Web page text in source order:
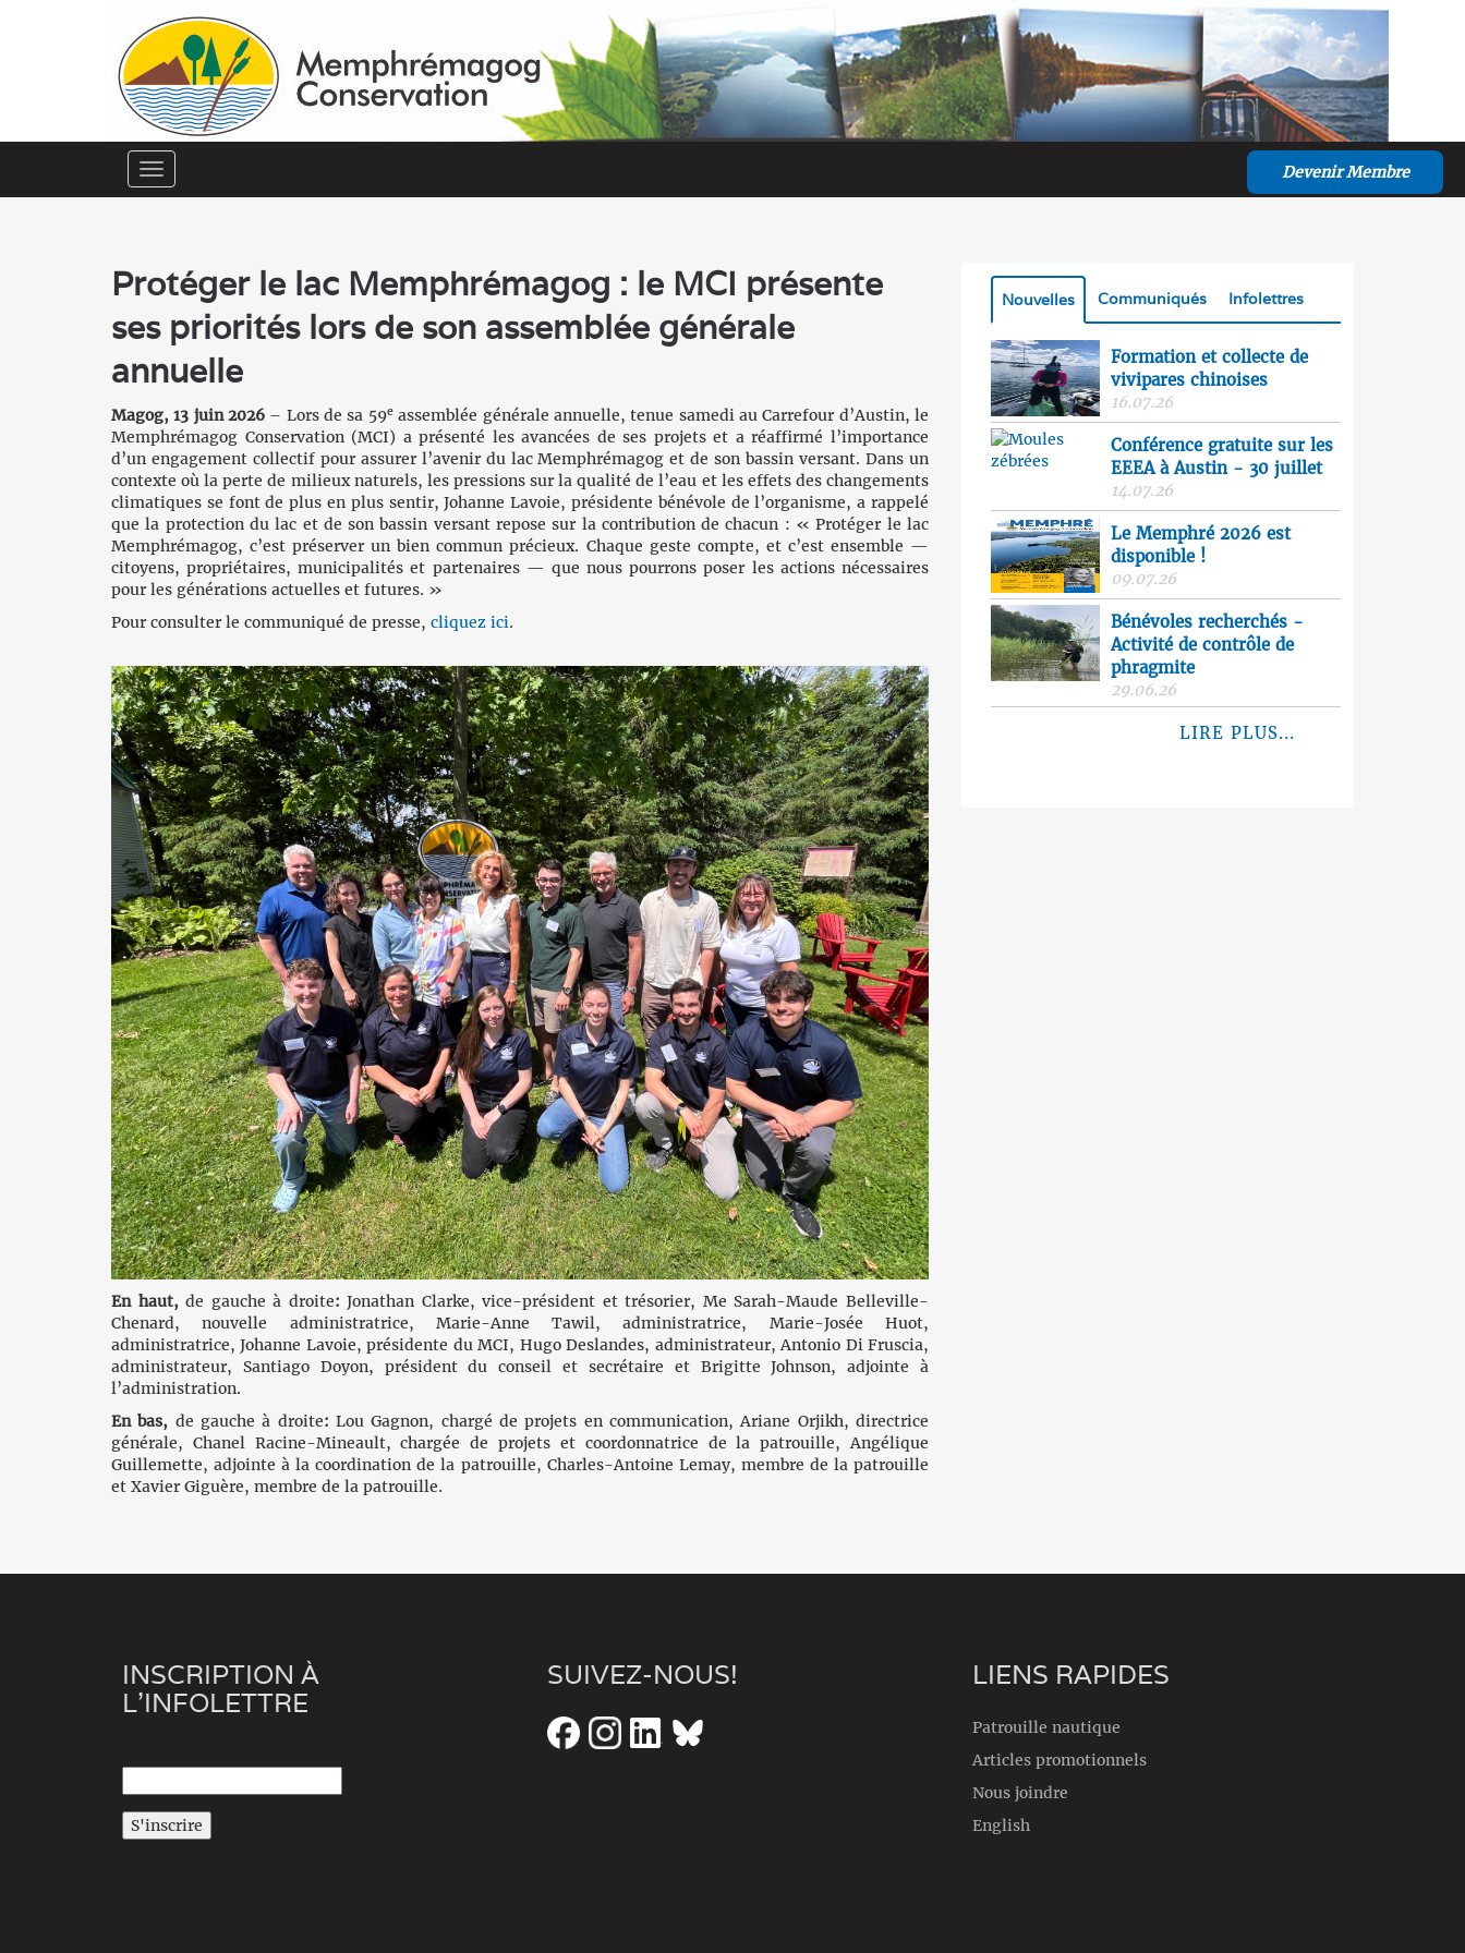
Devenir Membre
Toggle
navigation
Protéger le lac Memphrémagog : le MCI présente
ses priorités lors de son assemblée générale
annuelle
Magog, 13 juin 2026 – Lors de sa 59eassemblée générale annuelle, tenue samedi au Carrefour d’Austin, le
Memphrémagog Conservation (MCI) a présenté les avancées de ses projets et a réaffirmé l’importance
d’un engagement collectif pour assurer l’avenir du lac Memphrémagog et de son bassin versant. Dans un
contexte où la perte de milieux naturels, les pressions sur la qualité de l’eau et les effets des changements
climatiques se font de plus en plus sentir, Johanne Lavoie, présidente bénévole de l’organisme, a rappelé
que la protection du lac et de son bassin versant repose sur la contribution de chacun : « Protéger le lac
Memphrémagog, c’est préserver un bien commun précieux. Chaque geste compte, et c’est ensemble —
citoyens, propriétaires, municipalités et partenaires — que nous pourrons poser les actions nécessaires
pour les générations actuelles et futures. »
Pour consulter le communiqué de presse, cliquez ici.
En haut,de gauche à droite: Jonathan Clarke, vice-président et trésorier, Me Sarah-Maude Belleville-
Chenard, nouvelle administratrice, Marie-Anne Tawil, administratrice, Marie-Josée Huot,
administratrice, Johanne Lavoie, présidente du MCI, Hugo Deslandes, administrateur, Antonio Di Fruscia,
administrateur, Santiago Doyon, président du conseil et secrétaire et Brigitte Johnson, adjointe à
l’administration.
En bas, de gauche à droite:Lou Gagnon, chargé de projets en communication, Ariane Orjikh, directrice
générale, Chanel Racine-Mineault, chargée de projets et coordonnatrice de la patrouille, Angélique
Guillemette, adjointe à la coordination de la patrouille, Charles-Antoine Lemay, membre de la patrouille
et Xavier Giguère, membre de la patrouille.
Nouvelles Communiqués Infolettres
Formation et collecte de
vivipares chinoises
16.07.26
Conférence gratuite sur les
EEEA à Austin - 30 juillet
14.07.26
Le Memphré 2026 est
disponible !
09.07.26
Bénévoles recherchés -
Activité de contrôle de
phragmite
29.06.26
LIRE PLUS...
INSCRIPTION À
L'INFOLETTRE
S'inscrire
SUIVEZ-NOUS! LIENS RAPIDES
Patrouille nautique
Articles promotionnels
Nous joindre
English